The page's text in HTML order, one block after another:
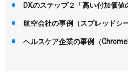
DXのステップ２「高い付加価値
航空会社の事例（スプレッドシ
ヘルスケア企業の事例（